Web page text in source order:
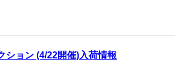
ション (4/22開催)入荷情報